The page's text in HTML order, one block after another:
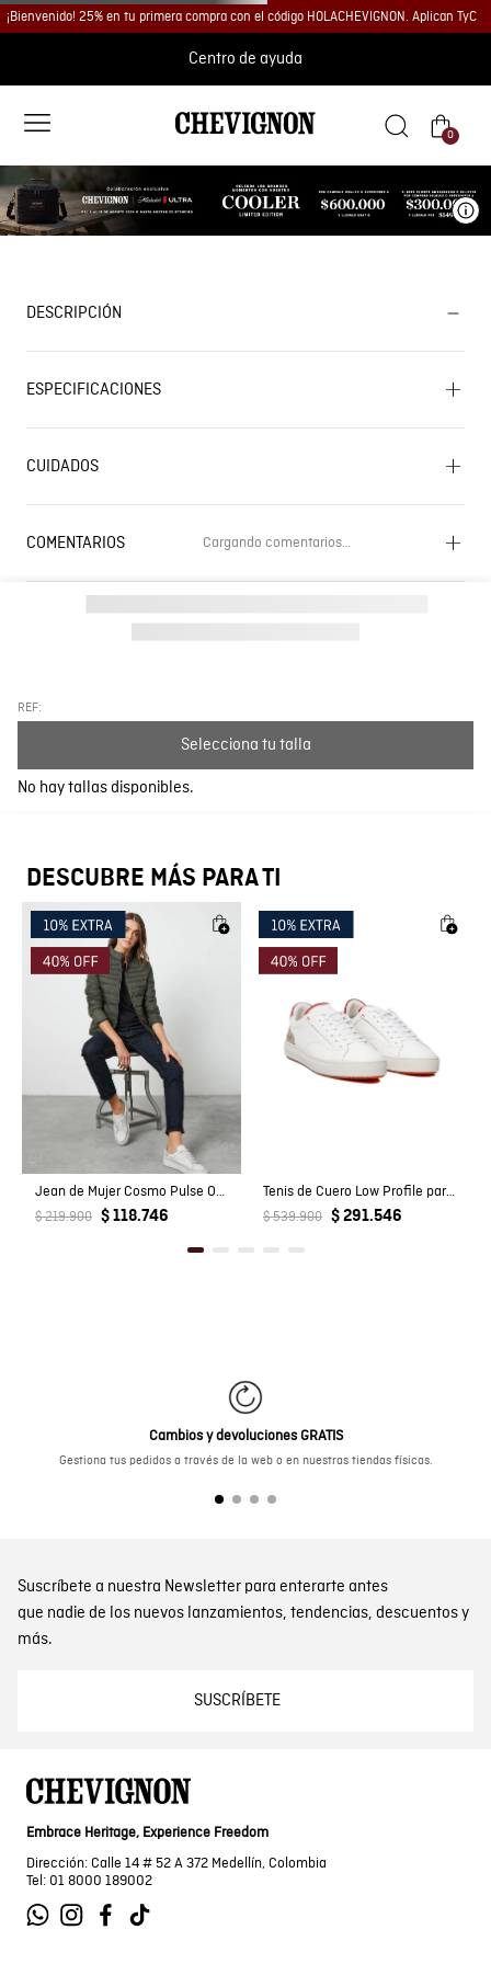
¡Bienvenido! 25% en tu primera compra con el código HOLACHEVIGNON. Aplican TyC
Centro de ayuda
0
REF:
Selecciona tu talla
No hay tallas disponibles.
DESCRIPCIÓN
ESPECIFICACIONES
CUIDADOS
COMENTARIOS Cargando comentarios…
Cargando el resumen…
Por favor, inicia sesión para escribir un comentario.
DESCUBRE MÁS PARA TI
Jean de Mujer Cosmo Pulse Oscuro
$ 219.900 $ 118.746
Tenis de Cuero Low Profile para Hombre
$ 539.900 $ 291.546
Cambios y devoluciones GRATIS
Gestiona tus pedidos a través de la web o en nuestras tiendas físicas.
Suscríbete a nuestra Newsletter para enterarte antes
que nadie de los nuevos lanzamientos, tendencias, descuentos y
más.
SUSCRÍBETE
Embrace Heritage, Experience Freedom
Dirección: Calle 14 # 52 A 372 Medellín, Colombia
Tel: 01 8000 189002